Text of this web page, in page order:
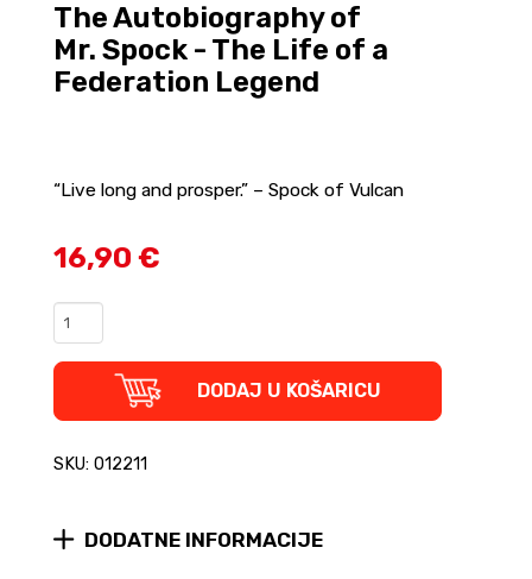
The Autobiography of
Mr. Spock - The Life of a
Federation Legend
“Live long and prosper.” – Spock of Vulcan
16,90 €
of
The
Federation
DODAJ U KOŠARICU
SKU: 012211
DODATNE INFORMACIJE